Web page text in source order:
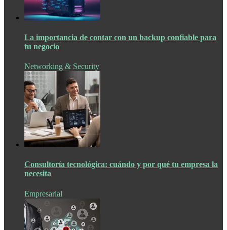
La importancia de contar con un backup confiable para
tu negocio
Networking & Security
Consultoría tecnológica: cuándo y por qué tu empresa la
necesita
Empresarial